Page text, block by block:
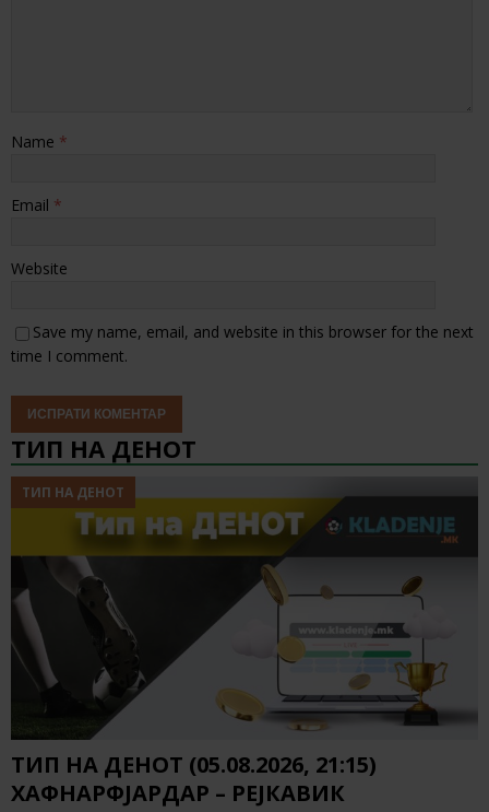
Name *
Email *
Website
Save my name, email, and website in this browser for the next
time I comment.
ТИП НА ДЕНОТ
ТИП НА ДЕНОТ
ТИП НА ДЕНОТ (05.08.2026, 21:15)
ХАФНАРФЈАРДАР – РЕЈКАВИК